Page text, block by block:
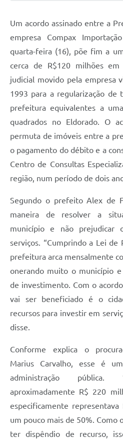
Um acordo assinado entre a
empresa Compax
quarta-feira (16), põe fim a
cerca de R$120 milhões em
judicial movido pela empresa
1993 para a regularização de
prefeitura equivalentes a
quadrados no Eldorado. O
permuta de imóveis entre a
o pagamento do débito e a
Centro de Consultas
região, num período de dois
Segundo o prefeito Alex de
maneira de resolver a
município e não prejudicar
serviços. “Cumprindo a Lei de
prefeitura arca mensalmente
onerando muito o município e
de investimento. Com o
vai ser beneficiado é o
recursos para investir em
disse.
Conforme explica o
Marius Carvalho, esse é
administração
aproximadamente R$ 220
especificamente
um pouco mais de 50%. Como
ter dispêndio de recurso,